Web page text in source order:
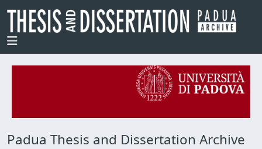
Padua Thesis and Dissertation Archive